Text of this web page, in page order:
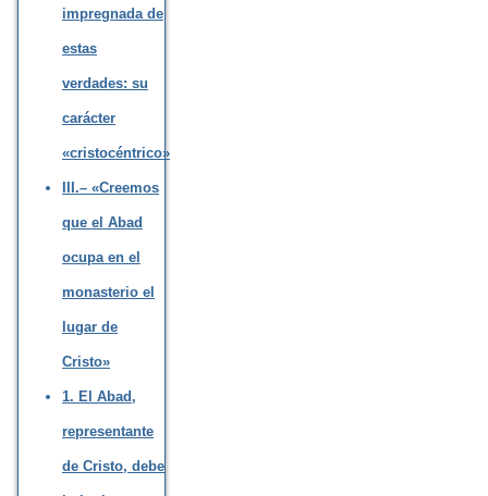
impregnada de
estas
verdades: su
carácter
«cristocéntrico»
III.– «Creemos
que el Abad
ocupa en el
monasterio el
lugar de
Cristo»
1. El Abad,
representante
de Cristo, debe